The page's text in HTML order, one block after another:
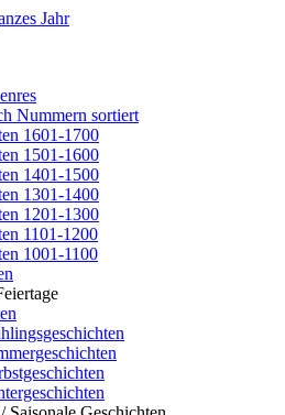
Nummern sortiert
1601-1700
1501-1600
1401-1500
1301-1400
1201-1300
1101-1200
1001-1100